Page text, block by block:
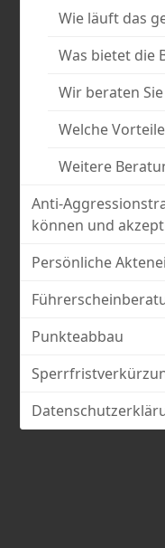
Wie läuft das
Was bietet die
Wir beraten
Welche
Weitere
Anti-
können und
Persönliche
Punkteabbau